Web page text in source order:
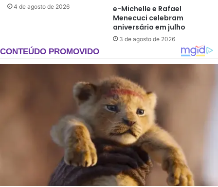
4 de agosto de 2026
e-Michelle e Rafael
Menecuci celebram
aniversário em julho
3 de agosto de 2026